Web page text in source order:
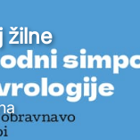
žilne